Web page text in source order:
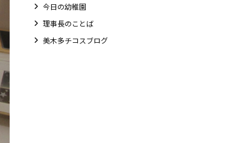
今日の幼稚園
理事長のことば
美木多チコスブログ
教職員募集
未就園児クラス
0歳親子登園［マカロンクラス ]